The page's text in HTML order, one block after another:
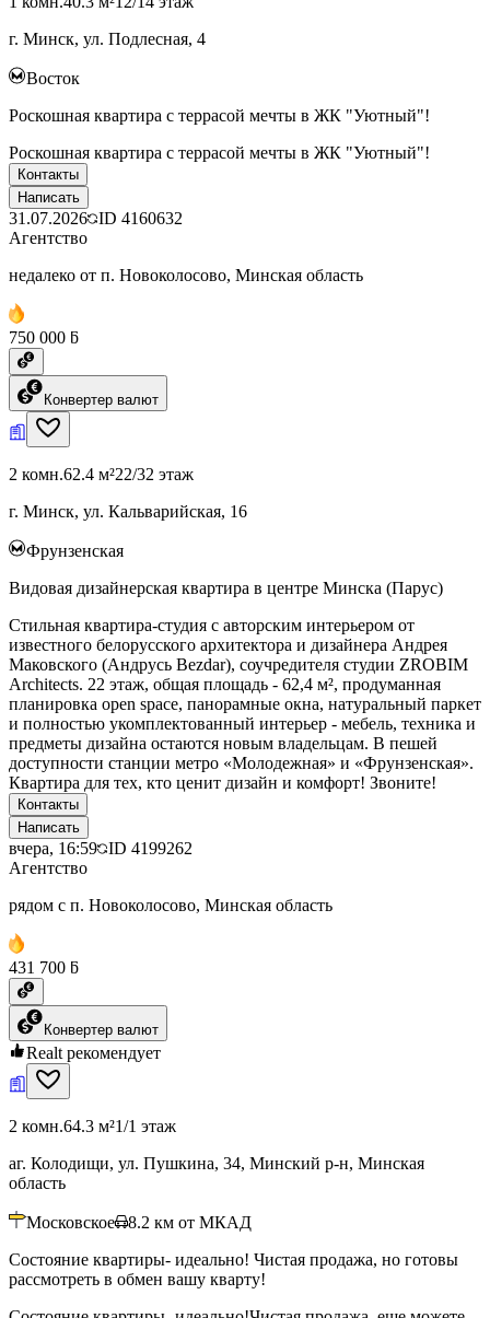
г. Минск, ул. Подлесная, 4
Восток
Роскошная квартира с террасой мечты в ЖК "Уютный"!
Роскошная квартира с террасой мечты в ЖК "Уютный"!
Контакты
Написать
31.07.2026 ID 4160632
Агентство
недалеко от п. Новоколосово, Минская область
750 000 ƃ
Конвертер валют
2 комн.62.4 м²22/32 этаж
г. Минск, ул. Кальварийская, 16
Фрунзенская
Видовая дизайнерская квартира в центре Минска (Парус)
Стильная квартира-студия с авторским интерьером от
известного белорусского архитектора и дизайнера Андрея
Маковского (Андрусь Bezdаr), соучредителя студии ZROBIM
Architects. 22 этаж, общая площадь - 62,4 м², продуманная
планировка open space, панорамные окна, натуральный паркет
и полностью укомплектованный интерьер - мебель, техника и
предметы дизайна остаются новым владельцам. В пешей
доступности станции метро «Молодежная» и «Фрунзенская».
Квартира для тех, кто ценит дизайн и комфорт! Звоните!
Контакты
Написать
вчера, 16:59 ID 4199262
Агентство
рядом с п. Новоколосово, Минская область
431 700 ƃ
Конвертер валют
Realt рекомендует
2 комн.64.3 м²1/1 этаж
аг. Колодищи, ул. Пушкина, 34, Минский р-н, Минская
область
Московское 8.2 км от МКАД
Состояние квартиры- идеально! Чистая продажа, но готовы
рассмотреть в обмен вашу кварту!